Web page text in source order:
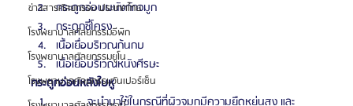
ข่าวสารศัลยกรรม ประเทศไทย
โรงพยาบาลศัลยกรรมอีพิก
โรงพยาบาลศัลยกรรมยูโน
โรงพยาบาลศัลยกรรมวันเปอร์เซ็น
กระดูกอ่อนผนังกักจมูก
กระดูกซี่โครง
เนื้อเยื่อบริเวณก้นกบ
เนื้อเยื่อบริเวณหนังศีรษะ
กระดูกอ่อนหลังใบหู
จะนำมาใช้ในกรณีที่ผิวจมูกมีความยืดหยุ่นสูง และ